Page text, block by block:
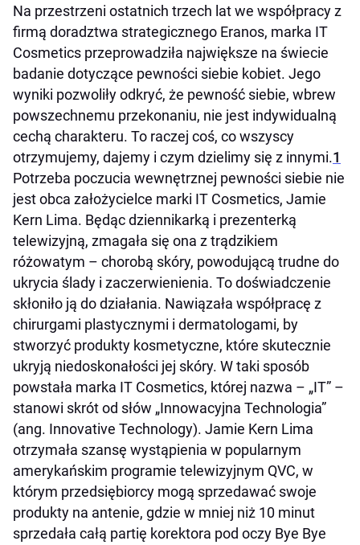
Na przestrzeni ostatnich trzech lat we współpracy z
firmą doradztwa strategicznego Eranos, marka IT
Cosmetics przeprowadziła największe na świecie
badanie dotyczące pewności siebie kobiet. Jego
wyniki pozwoliły odkryć, że pewność siebie, wbrew
powszechnemu przekonaniu, nie jest indywidualną
cechą charakteru. To raczej coś, co wszyscy
otrzymujemy, dajemy i czym dzielimy się z innymi.1
Potrzeba poczucia wewnętrznej pewności siebie nie
jest obca założycielce marki IT Cosmetics, Jamie
Kern Lima. Będąc dziennikarką i prezenterką
telewizyjną, zmagała się ona z trądzikiem
różowatym – chorobą skóry, powodującą trudne do
ukrycia ślady i zaczerwienienia. To doświadczenie
skłoniło ją do działania. Nawiązała współpracę z
chirurgami plastycznymi i dermatologami, by
stworzyć produkty kosmetyczne, które skutecznie
ukryją niedoskonałości jej skóry. W taki sposób
powstała marka IT Cosmetics, której nazwa – „IT” –
stanowi skrót od słów „Innowacyjna Technologia”
(ang. Innovative Technology). Jamie Kern Lima
otrzymała szansę wystąpienia w popularnym
amerykańskim programie telewizyjnym QVC, w
którym przedsiębiorcy mogą sprzedawać swoje
produkty na antenie, gdzie w mniej niż 10 minut
sprzedała całą partię korektora pod oczy Bye Bye